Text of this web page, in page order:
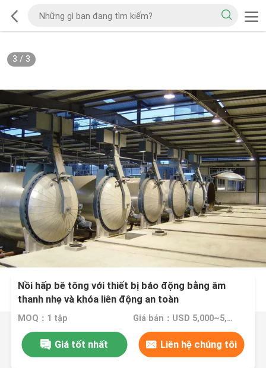
3 / 3
Nồi hấp bê tông với thiết bị báo động bằng âm
thanh nhẹ và khóa liên động an toàn
MOQ：1 tập Giá bán：USD 5,000~5,000,000 set
Giá tốt nhất Liên hệ chúng tôi